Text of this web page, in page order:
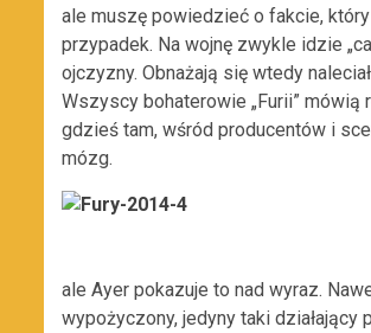
ale muszę powiedzieć o fakcie,
przypadek. Na wojnę zwykle idzie
ojczyzny. Obnażają się wtedy
Wszyscy bohaterowie „Furii” mówią
gdzieś tam, wśród producentów i
mózg.
ale Ayer pokazuje to nad wyraz.
wypożyczony, jedyny taki